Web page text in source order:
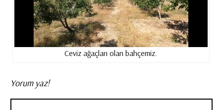
Ceviz ağaçları olan bahçemiz.
Yorum yaz!